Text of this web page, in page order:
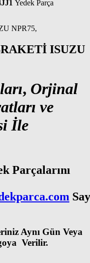
Yedek Parça
NPR75,
ISUZU
, Orjinal
ve
İle
Parçalarını
Aynı Gün Veya
Verilir.